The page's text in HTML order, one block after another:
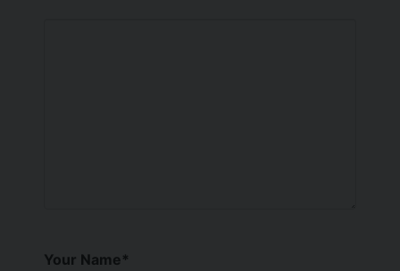
Your Name*